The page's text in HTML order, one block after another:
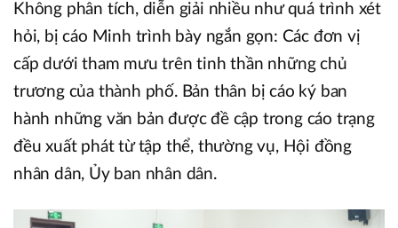
Không phân tích, diễn giải nhiều như quá trình xét
hỏi, bị cáo Minh trình bày ngắn gọn: Các đơn vị
cấp dưới tham mưu trên tinh thần những chủ
trương của thành phố. Bản thân bị cáo ký ban
hành những văn bản được đề cập trong cáo trạng
đều xuất phát từ tập thể, thường vụ, Hội đồng
nhân dân, Ủy ban nhân dân.